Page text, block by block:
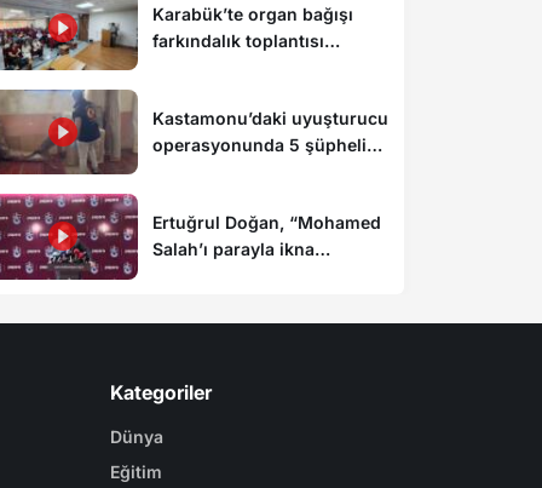
Karabük’te organ bağışı
farkındalık toplantısı
Kastamonu’daki uyuşturucu
operasyonunda 5 şüpheli
Ertuğrul Doğan, “Mohamed
Salah’ı parayla ikna
Kategoriler
Dünya
Eğitim